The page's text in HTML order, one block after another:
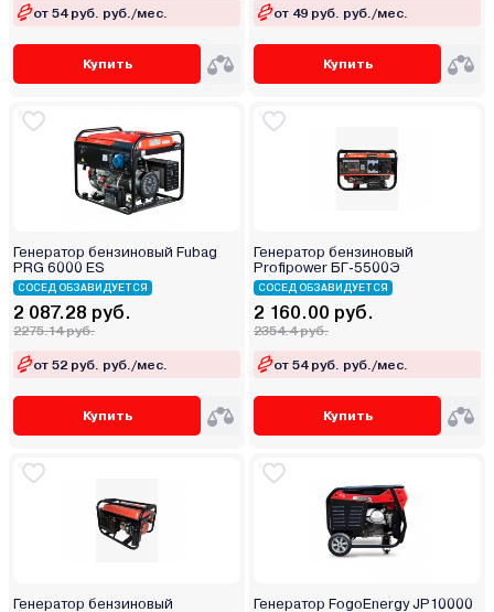
от 54 руб. руб./мес.
Купить
от 49 руб. руб./мес.
Купить
Генератор бензиновый Fubag
PRG 6000 ES
СОСЕД ОБЗАВИДУЕТСЯ
2 087.28 руб.
2275.14 руб.
от 52 руб. руб./мес.
Купить
Генератор бензиновый
Profipower БГ-5500Э
СОСЕД ОБЗАВИДУЕТСЯ
2 160.00 руб.
2354.4 руб.
от 54 руб. руб./мес.
Купить
Генератор бензиновый
Генератор FogoEnergy JP10000